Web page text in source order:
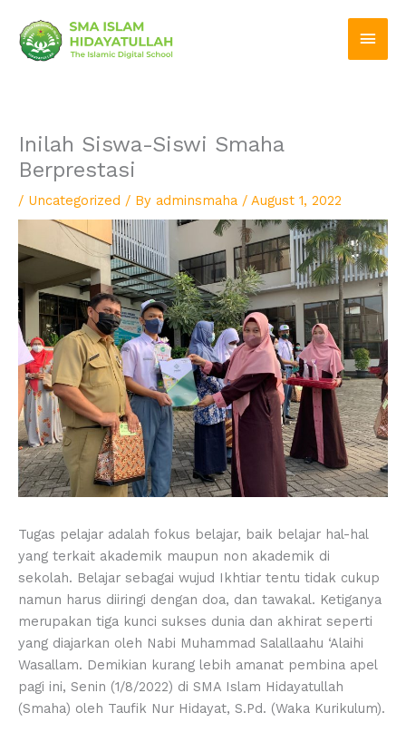
content
Main
Inilah Siswa-Siswi Smaha
Berprestasi
/ Uncategorized / By adminsmaha / August 1, 2022
Tugas pelajar adalah fokus belajar, baik belajar hal-hal
yang terkait akademik maupun non akademik di
sekolah. Belajar sebagai wujud Ikhtiar tentu tidak cukup
namun harus diiringi dengan doa, dan tawakal. Ketiganya
merupakan tiga kunci sukses dunia dan akhirat seperti
yang diajarkan oleh Nabi Muhammad Salallaahu ‘Alaihi
Wasallam. Demikian kurang lebih amanat pembina apel
pagi ini, Senin (1/8/2022) di SMA Islam Hidayatullah
(Smaha) oleh Taufik Nur Hidayat, S.Pd. (Waka Kurikulum).